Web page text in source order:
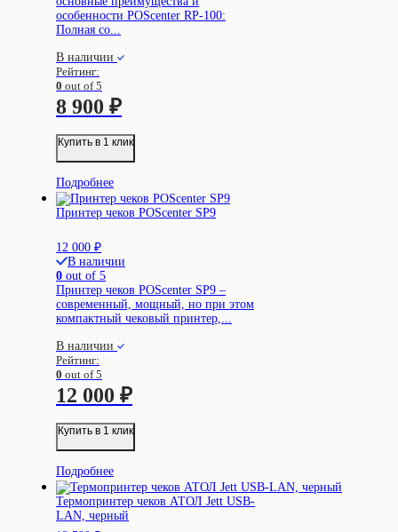
особенности POScenter RP-100:
Полная со...
В наличии
Рейтинг:
0 out of 5
8 900 ₽
Купить в 1 клик
Подробнее
Принтер чеков POScenter SP9
12 000 ₽
В наличии
0 out of 5
Принтер чеков POScenter SP9 –
современный, мощный, но при этом
компактный чековый принтер,...
В наличии
Рейтинг:
0 out of 5
12 000 ₽
Купить в 1 клик
Подробнее
Термопринтер чеков АТОЛ Jett USB-
LAN, черный